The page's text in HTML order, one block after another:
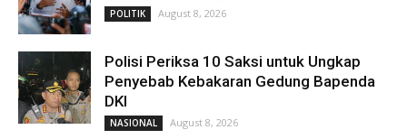
POLITIK August 8, 2026
Polisi Periksa 10 Saksi untuk Ungkap
Penyebab Kebakaran Gedung Bapenda
DKI
NASIONAL August 8, 2026